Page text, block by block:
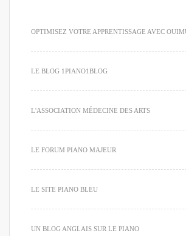
OPTIMISEZ VOTRE APPRENTISSAGE AVEC
LE BLOG 1PIANO1BLOG
L'ASSOCIATION MÉDECINE DES ARTS
LE FORUM PIANO MAJEUR
LE SITE PIANO BLEU
UN BLOG ANGLAIS SUR LE PIANO